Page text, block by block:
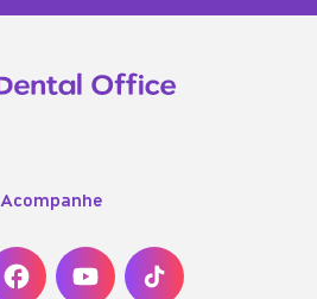
Acompanhe